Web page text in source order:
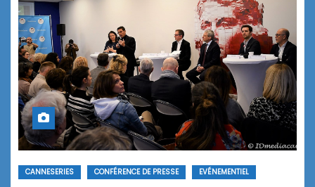
CANNESERIES CONFÉRENCE DE PRESSE EVÉNEMENTIEL